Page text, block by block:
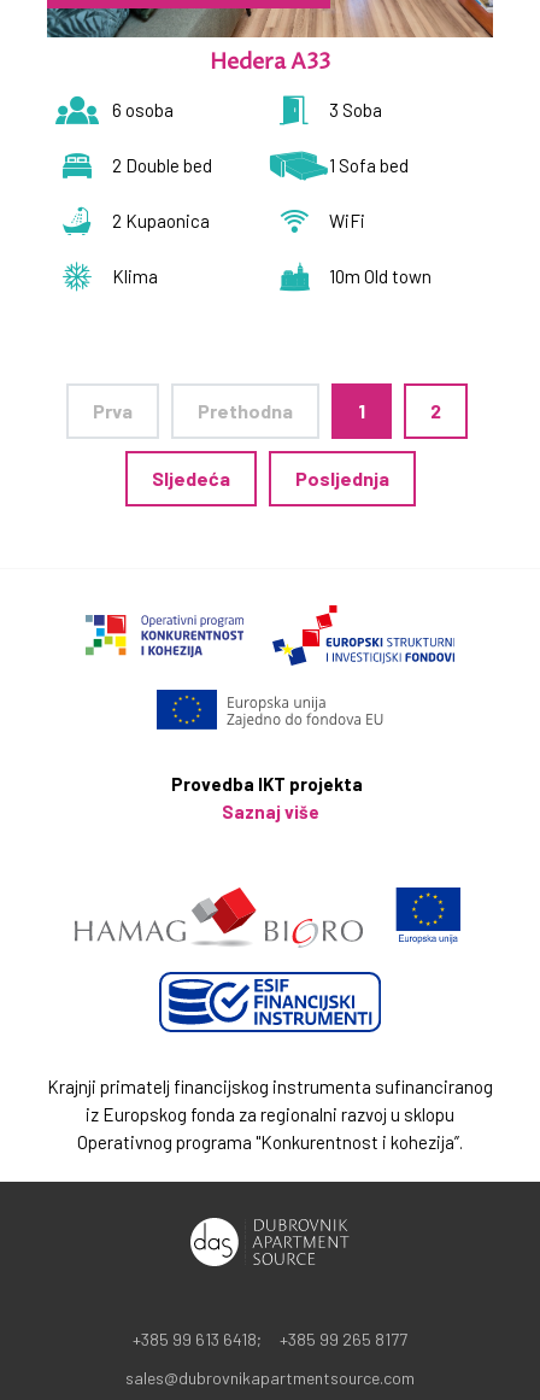
Hedera A33
6 osoba 3 Soba
2 Double bed 1 Sofa bed
2 Kupaonica WiFi
Klima 10m Old town
Prva Prethodna 1 2
Sljedeća Posljednja
Provedba IKT projekta
Saznaj više
Krajnji primatelj financijskog instrumenta sufinanciranog
iz Europskog fonda za regionalni razvoj u sklopu
Operativnog programa "Konkurentnost i kohezija”.
+385 99 613 6418;
+385 99 265 8177
sales@dubrovnikapartmentsource.com